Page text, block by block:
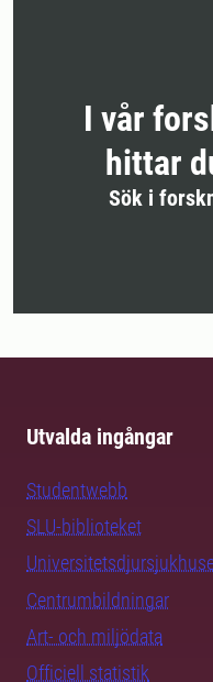
I vår
hittar
Sök i
Utvalda ingångar
Studentwebb
SLU-biblioteket
Centrumbildningar
Art- och miljödata
Officiell statistik